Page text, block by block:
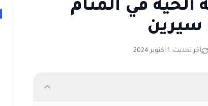
الحية في المنام
سيرين
آخر تحديث: 1 أكتوبر 2024